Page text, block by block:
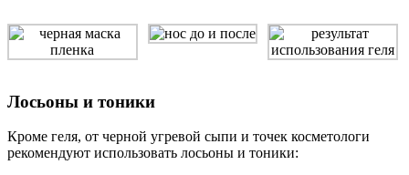
Лосьоны и тоники
Кроме геля, от черной угревой сыпи и точек косметологи
рекомендуют использовать лосьоны и тоники: